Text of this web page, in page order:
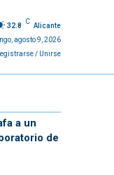
32.8
C
Alicante
agosto 9, 2026
/ Unirse
a un
de